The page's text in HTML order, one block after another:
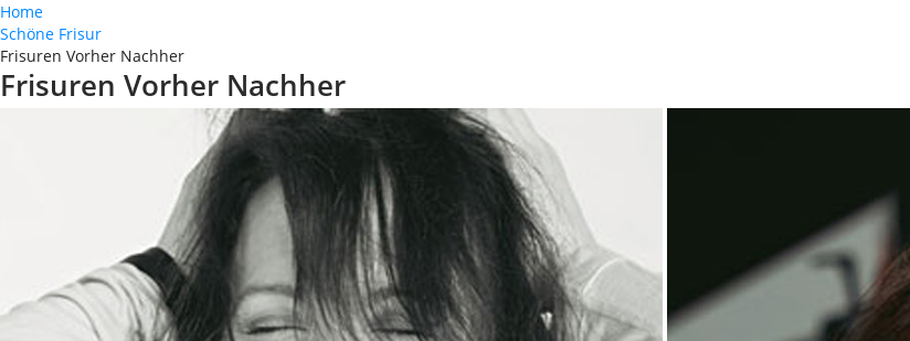
Home
Schöne Frisur
Frisuren Vorher Nachher
Frisuren Vorher Nachher